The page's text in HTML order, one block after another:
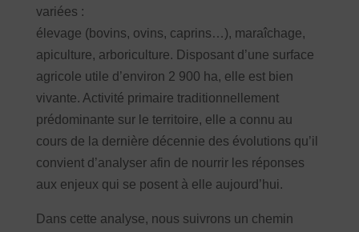
variées :
élevage (bovins, ovins, caprins…), maraîchage,
apiculture, arboriculture. Disposant d’une surface
agricole utile d’environ 2 900 ha, elle est bien
vivante. Activité primaire traditionnellement
prédominante sur le territoire, elle a connu au
cours de la dernière décennie des évolutions qu’il
convient d’analyser afin de nourrir les réponses
aux enjeux qui se posent à elle aujourd’hui.
Dans cette analyse, nous suivrons un chemin